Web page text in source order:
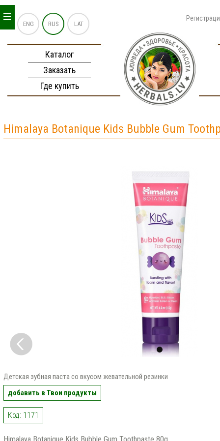
ENG RUS LAT
Каталог
Заказать
Где купить
_
_
_
Himalaya Botanique Kids Bubble Gum
Детская зубная паста со вкусом жевательной резинки
добавить в Твои продукты
Код: 1171
Himalaya Botanique Kids Bubble Gum Toothpaste 80g